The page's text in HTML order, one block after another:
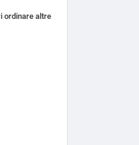
ordinare altre